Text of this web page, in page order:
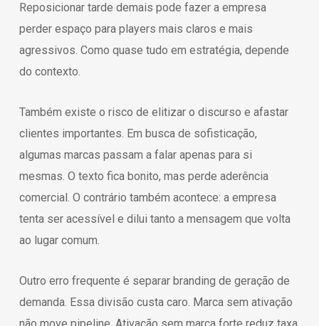
Reposicionar tarde demais pode fazer a empresa
perder espaço para players mais claros e mais
agressivos. Como quase tudo em estratégia, depende
do contexto.
Também existe o risco de elitizar o discurso e afastar
clientes importantes. Em busca de sofisticação,
algumas marcas passam a falar apenas para si
mesmas. O texto fica bonito, mas perde aderência
comercial. O contrário também acontece: a empresa
tenta ser acessível e dilui tanto a mensagem que volta
ao lugar comum.
Outro erro frequente é separar branding de geração de
demanda. Essa divisão custa caro. Marca sem ativação